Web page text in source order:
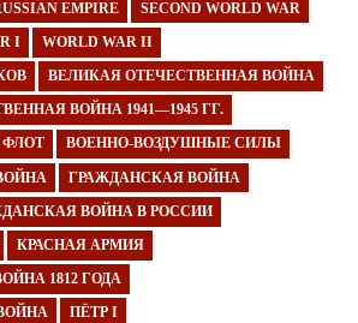
EMPIRE SECOND WORLD WAR
I WORLD WAR II
ВЕЛИКАЯ ОТЕЧЕСТВЕННАЯ ВОЙНА
ВОЙНА 1941—1945 ГГ.
ВОЕННО-ВОЗДУШНЫЕ СИЛЫ
ГРАЖДАНСКАЯ ВОЙНА
ВОЙНА В РОССИИ
КРАСНАЯ АРМИЯ
1812 ГОДА
ПЁТР I